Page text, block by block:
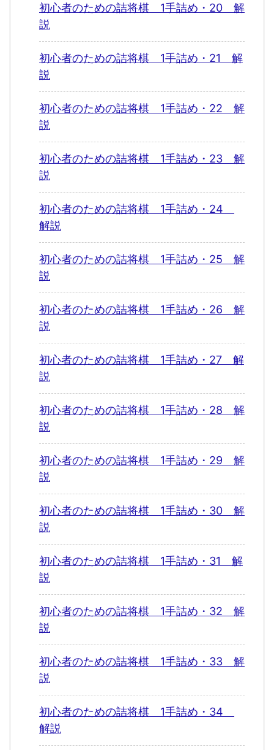
初心者のための詰将棋 1手詰め・20 解
説
初心者のための詰将棋 1手詰め・21 解
説
初心者のための詰将棋 1手詰め・22 解
説
初心者のための詰将棋 1手詰め・23 解
説
初心者のための詰将棋 1手詰め・24
解説
初心者のための詰将棋 1手詰め・25 解
説
初心者のための詰将棋 1手詰め・26 解
説
初心者のための詰将棋 1手詰め・27 解
説
初心者のための詰将棋 1手詰め・28 解
説
初心者のための詰将棋 1手詰め・29 解
説
初心者のための詰将棋 1手詰め・30 解
説
初心者のための詰将棋 1手詰め・31 解
説
初心者のための詰将棋 1手詰め・32 解
説
初心者のための詰将棋 1手詰め・33 解
説
初心者のための詰将棋 1手詰め・34
解説